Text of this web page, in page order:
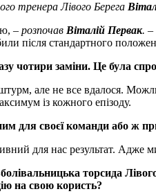
тренера Лівого Берега
– розпочав Віталій Первак. –
після стандартного
чотири заміни. Це була
але не все вдалося.
із кожного епізоду.
для своєї команди або ж
для нас результат.
торсида
на свою користь?